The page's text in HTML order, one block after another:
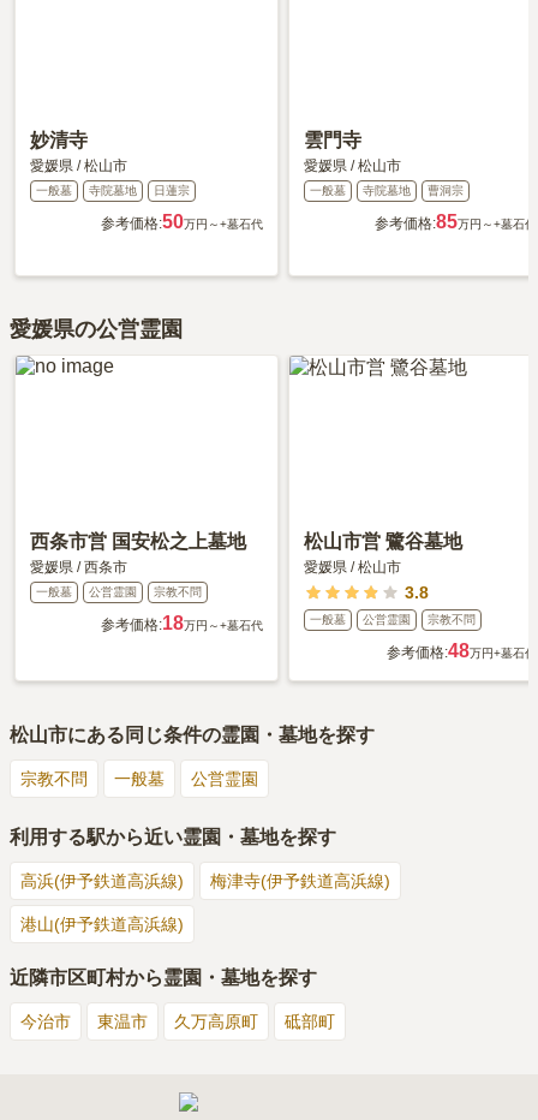
妙清寺
愛媛県 /松山市
一般墓 寺院墓地 日蓮宗
参考価格:50万円～+墓石代
雲門寺
愛媛県 /松山市
一般墓 寺院墓地 曹洞宗
参考価格:85万円～+墓石代
愛媛県の公営霊園
西条市営 国安松之上墓地
愛媛県 /西条市
一般墓 公営霊園 宗教不問
参考価格:18万円～+墓石代
松山市営 鷺谷墓地
愛媛県 /松山市
3.8
一般墓 公営霊園 宗教不問
参考価格:48万円+墓石代
松山市にある同じ条件の霊園・墓地を探す
宗教不問 一般墓 公営霊園
利用する駅から近い霊園・墓地を探す
高浜(伊予鉄道高浜線) 梅津寺(伊予鉄道高浜線)
港山(伊予鉄道高浜線)
近隣市区町村から霊園・墓地を探す
今治市 東温市 久万高原町 砥部町